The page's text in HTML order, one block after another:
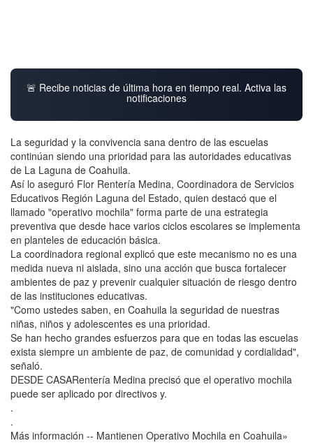
🚨 Recibe noticias de última hora en tiempo real. Activa las
notificaciones
La seguridad y la convivencia sana dentro de las escuelas
continúan siendo una prioridad para las autoridades educativas
de La Laguna de Coahuila.
Así lo aseguró Flor Rentería Medina, Coordinadora de Servicios
Educativos Región Laguna del Estado, quien destacó que el
llamado "operativo mochila" forma parte de una estrategia
preventiva que desde hace varios ciclos escolares se implementa
en planteles de educación básica.
La coordinadora regional explicó que este mecanismo no es una
medida nueva ni aislada, sino una acción que busca fortalecer
ambientes de paz y prevenir cualquier situación de riesgo dentro
de las instituciones educativas.
"Como ustedes saben, en Coahuila la seguridad de nuestras
niñas, niños y adolescentes es una prioridad.
Se han hecho grandes esfuerzos para que en todas las escuelas
exista siempre un ambiente de paz, de comunidad y cordialidad",
señaló.
DESDE CASARentería Medina precisó que el operativo mochila
puede ser aplicado por directivos y.
.
.
Más información -- Mantienen Operativo Mochila en Coahuila»